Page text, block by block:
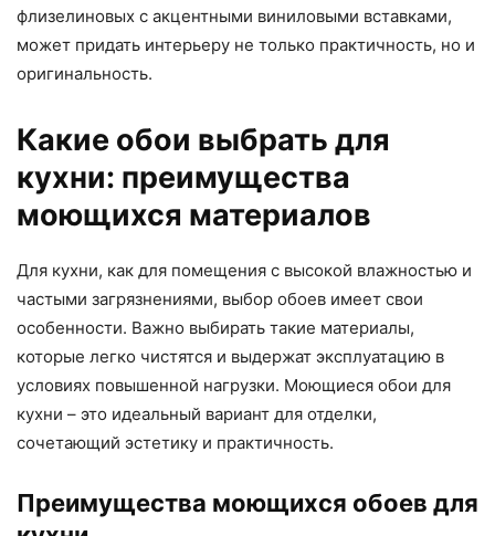
флизелиновых с акцентными виниловыми вставками,
может придать интерьеру не только практичность, но и
оригинальность.
Какие обои выбрать для
кухни: преимущества
моющихся материалов
Для кухни, как для помещения с высокой влажностью и
частыми загрязнениями, выбор обоев имеет свои
особенности. Важно выбирать такие материалы,
которые легко чистятся и выдержат эксплуатацию в
условиях повышенной нагрузки. Моющиеся обои для
кухни – это идеальный вариант для отделки,
сочетающий эстетику и практичность.
Преимущества моющихся обоев для